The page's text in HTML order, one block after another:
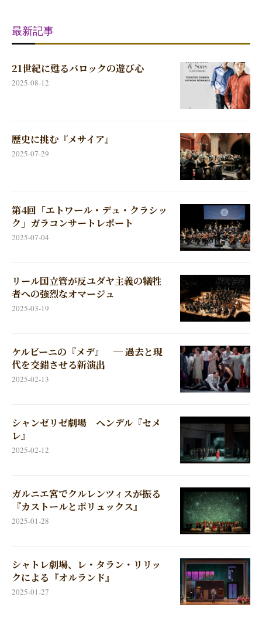
最新記事
21世紀に甦るバロックの遊び心
2025-08-12
歴史に挑む『メサイア』
2025-07-29
第4回「エトワール・デュ・クラシッ
ク」ガラコンサートレポート
2025-07-04
リール国立管が反ユダヤ主義の犠牲
者への強烈なオマージュ
2025-03-19
ケルビーニの『メデ』 ─ 過去と現
代を交錯させる新演出
2025-02-13
シャンゼリゼ劇場 ヘンデル『セメ
レ』
2025-02-12
ガルニエ宮でクルレンツィスが振る
『カストールとポリュックス』
2025-01-28
シャトレ劇場、レ・タラン・リリッ
クによる『オルランド』
2025-01-27